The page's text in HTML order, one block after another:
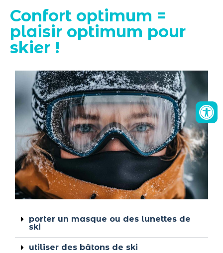
Confort optimum =
plaisir optimum pour
skier !
porter un masque ou des lunettes de
ski
utiliser des bâtons de ski